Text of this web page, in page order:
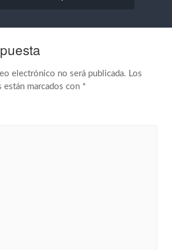
electrónico no será publicada.
Los
marcados con *